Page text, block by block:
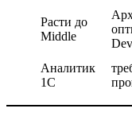
Расти до
Middle
Аналитик
1С